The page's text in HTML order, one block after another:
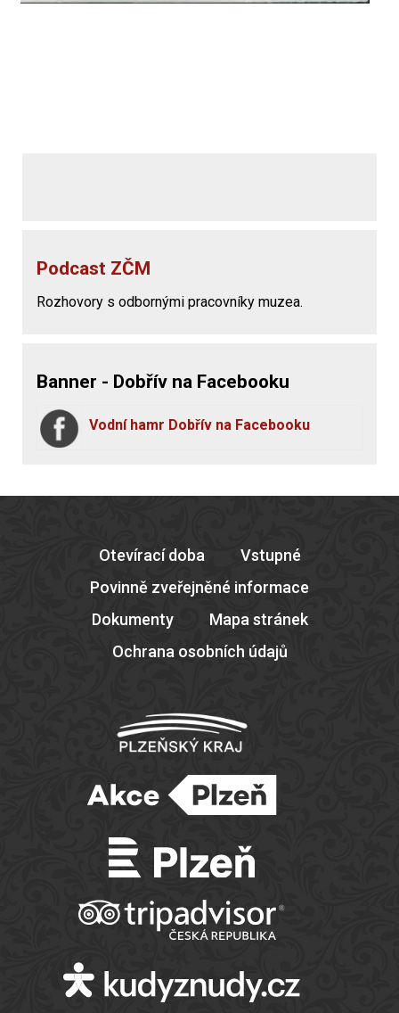
Podcast ZČM
Rozhovory s odbornými pracovníky muzea.
Banner - Dobřív na Facebooku
Vodní hamr Dobřív na Facebooku
Otevírací doba
Vstupné
Povinně zveřejněné informace
Dokumenty
Mapa stránek
Ochrana osobních údajů